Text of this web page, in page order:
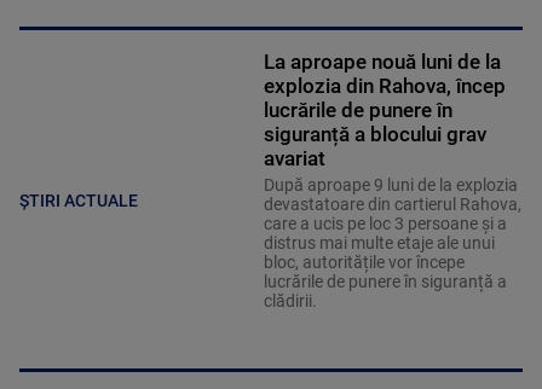
ȘTIRI ACTUALE
La aproape nouă luni de la
explozia din Rahova, încep
lucrările de punere în
siguranță a blocului grav
avariat
După aproape 9 luni de la explozia
devastatoare din cartierul Rahova,
care a ucis pe loc 3 persoane și a
distrus mai multe etaje ale unui
bloc, autoritățile vor începe
lucrările de punere în siguranță a
clădirii.